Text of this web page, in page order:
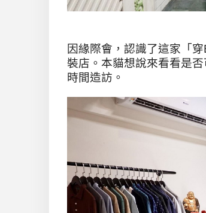
因緣際會，認識了這家「
裝店。本貓想說來看看是
時間造訪。